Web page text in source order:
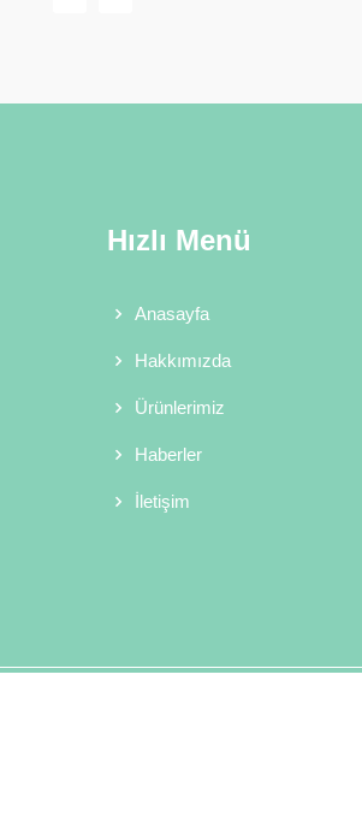
Hızlı Menü
Anasayfa
Hakkımızda
Ürünlerimiz
Haberler
İletişim